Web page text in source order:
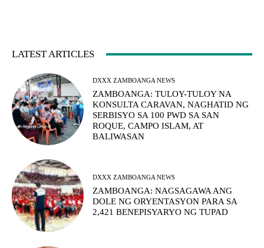
LATEST ARTICLES
DXXX ZAMBOANGA NEWS
ZAMBOANGA: TULOY-TULOY NA
KONSULTA CARAVAN, NAGHATID NG
SERBISYO SA 100 PWD SA SAN
ROQUE, CAMPO ISLAM, AT
BALIWASAN
DXXX ZAMBOANGA NEWS
ZAMBOANGA: NAGSAGAWA ANG
DOLE NG ORYENTASYON PARA SA
2,421 BENEPISYARYO NG TUPAD